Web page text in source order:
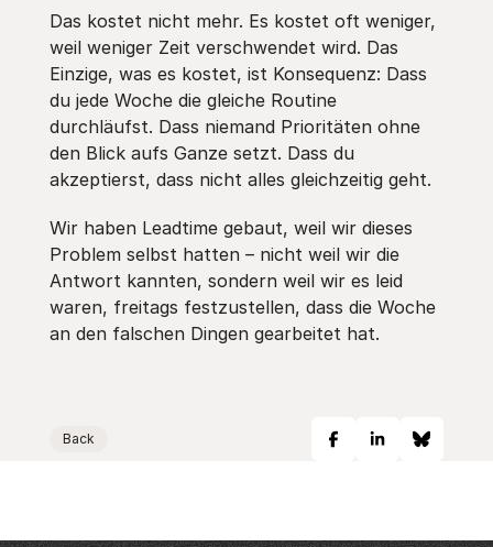
Das kostet nicht mehr. Es kostet oft weniger,
weil weniger Zeit verschwendet wird. Das
Einzige, was es kostet, ist Konsequenz: Dass
du jede Woche die gleiche Routine
durchläufst. Dass niemand Prioritäten ohne
den Blick aufs Ganze setzt. Dass du
akzeptierst, dass nicht alles gleichzeitig geht.
Wir haben Leadtime gebaut, weil wir dieses
Problem selbst hatten – nicht weil wir die
Antwort kannten, sondern weil wir es leid
waren, freitags festzustellen, dass die Woche
an den falschen Dingen gearbeitet hat.
Back